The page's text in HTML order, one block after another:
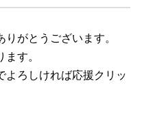
がとうございます。
す。
よろしければ応援クリッ